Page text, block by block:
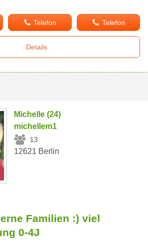
Telefon Telefon
Details
Michelle (24)
michellem1
13
12621 Berlin
Familien :) viel
0-4J